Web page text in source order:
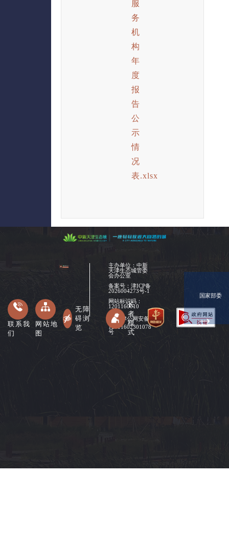
服
务
机
构
年
度
报
告
公
示
情
况
表.xlsx
主办单位：中新
天津生态城管委
会办公室
备案号： 津ICP备
2026004273号-1
网站标识码：
1201160010
津公网安备
12011602301078
号
联系我
们
网站地
图
无障
碍浏
览
长
者
模
式
国家部委